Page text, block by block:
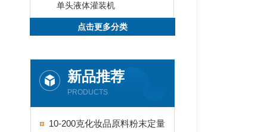
单头液体灌装机
点击更多分类
新品推荐
PRODUCTS
10-200克化妆品原料粉末定量